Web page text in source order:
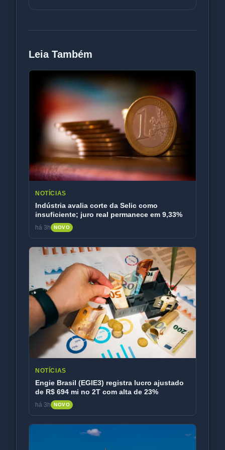
Leia Também
NOTÍCIAS
Indústria avalia corte da Selic como
insuficiente; juro real permanece em 9,33%
há 3h NOVO
NOTÍCIAS
Engie Brasil (EGIE3) registra lucro ajustado
de R$ 694 mi no 2T com alta de 23%
há 3h NOVO